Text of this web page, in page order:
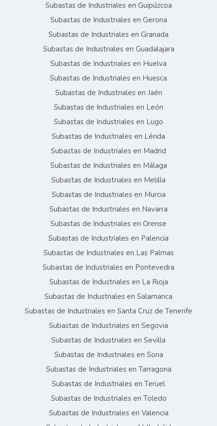
Subastas de Industriales en Guipúzcoa
Subastas de Industriales en Gerona
Subastas de Industriales en Granada
Subastas de Industriales en Guadalajara
Subastas de Industriales en Huelva
Subastas de Industriales en Huesca
Subastas de Industriales en Jaén
Subastas de Industriales en León
Subastas de Industriales en Lugo
Subastas de Industriales en Lérida
Subastas de Industriales en Madrid
Subastas de Industriales en Málaga
Subastas de Industriales en Melilla
Subastas de Industriales en Murcia
Subastas de Industriales en Navarra
Subastas de Industriales en Orense
Subastas de Industriales en Palencia
Subastas de Industriales en Las Palmas
Subastas de Industriales en Pontevedra
Subastas de Industriales en La Rioja
Subastas de Industriales en Salamanca
Subastas de Industriales en Santa Cruz de Tenerife
Subastas de Industriales en Segovia
Subastas de Industriales en Sevilla
Subastas de Industriales en Soria
Subastas de Industriales en Tarragona
Subastas de Industriales en Teruel
Subastas de Industriales en Toledo
Subastas de Industriales en Valencia